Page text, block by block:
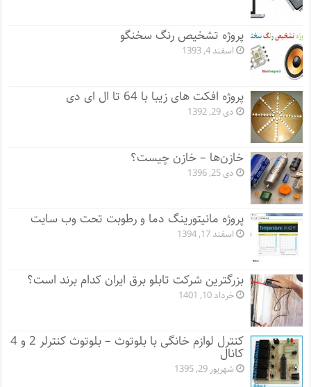
پروژه تشخیص رنگ سخنگو
اسفند 4, 1393
پروژه افکت های زیبا با 64 تا ال ای دی
دی 29, 1392
خازن‌ها – خازن چیست؟
دی 25, 1396
پروژه مانيتورينگ دما و رطوبت تحت وب سایت
اسفند 17, 1394
بزرگترین شرکت تابلو برق ایران کدام برند است؟
خرداد 10, 1401
کنترل لوازم خانگی با بلوتوث – بلوتوث کنترلر 2 و 4
کانال
شهریور 29, 1395